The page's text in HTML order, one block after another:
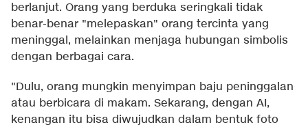
berlanjut. Orang yang berduka seringkali tidak
benar-benar "melepaskan" orang tercinta yang
meninggal, melainkan menjaga hubungan simbolis
dengan berbagai cara.
"Dulu, orang mungkin menyimpan baju peninggalan
atau berbicara di makam. Sekarang, dengan AI,
kenangan itu bisa diwujudkan dalam bentuk foto